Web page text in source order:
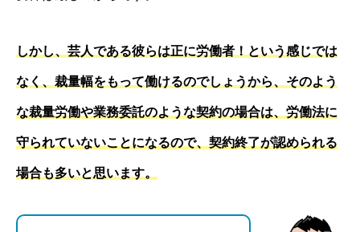
しかし、芸人である彼らは正に労働者！という感じでは
なく、裁量幅をもって働けるのでしょうから、そのよう
な裁量労働や業務委託のような契約の場合は、労働法に
守られていないことになるので、契約終了が認められる
場合も多いと思います。